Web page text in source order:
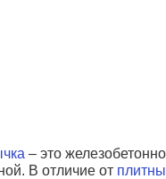
– это
В отличие от